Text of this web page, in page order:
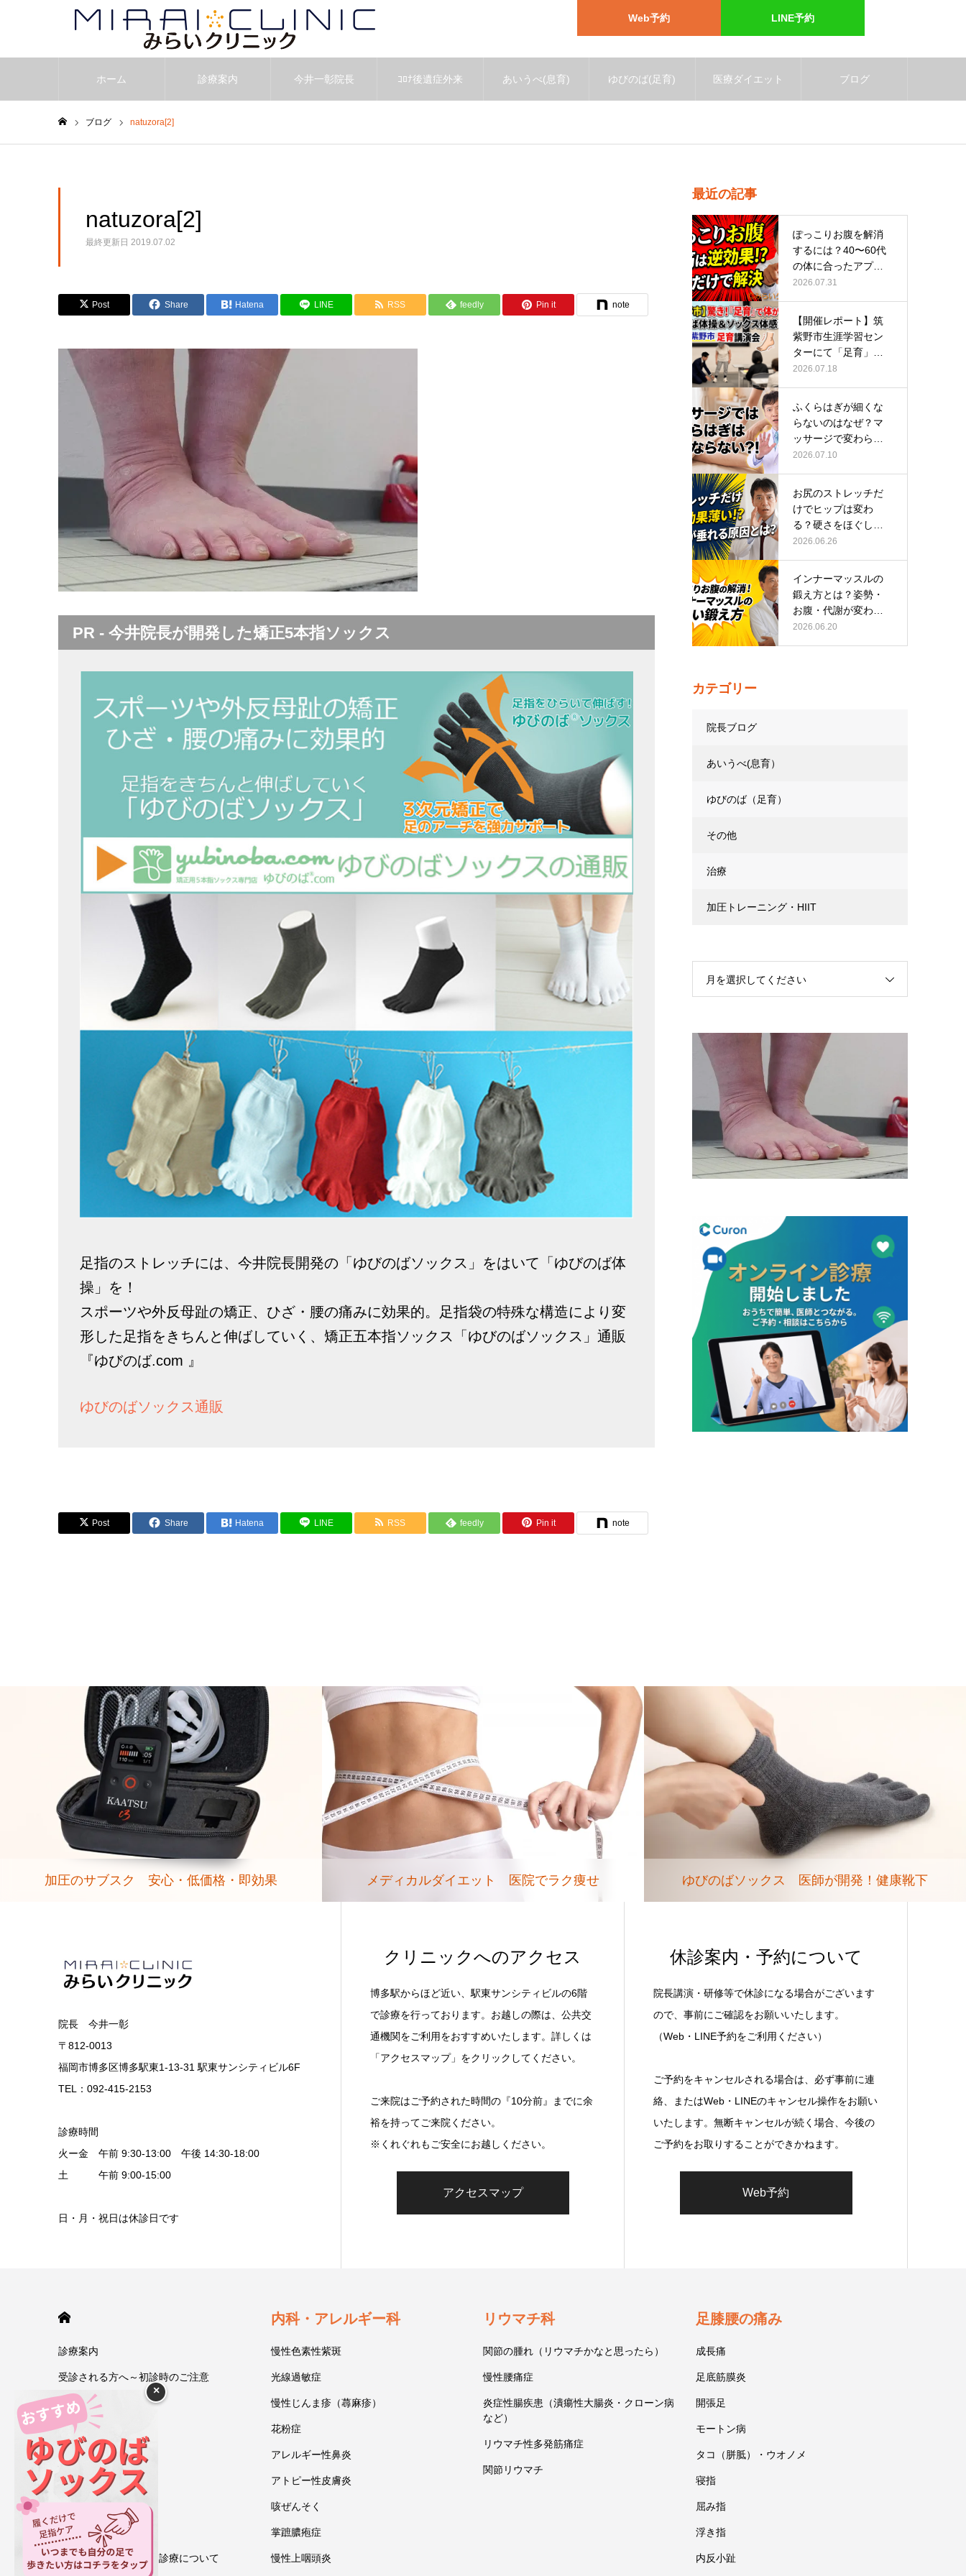
Web予約 LINE予約
ホーム 診療案内 今井一彰院長 ｺﾛﾅ後遺症外来 あいうべ(息育) ゆびのば(足育) 医療ダイエット ブログ
ブログ natuzora[2]
natuzora[2]
最終更新日 2019.07.02
Post Share Hatena LINE RSS feedly Pin it note
PR - 今井院長が開発した矯正5本指ソックス
足指のストレッチには、今井院長開発の「ゆびのばソックス」をはいて「ゆびのば体
操」を！
スポーツや外反母趾の矯正、ひざ・腰の痛みに効果的。足指袋の特殊な構造により変
形した足指をきちんと伸ばしていく、矯正五本指ソックス「ゆびのばソックス」通販
『ゆびのば.com 』
ゆびのばソックス通販
Post Share Hatena LINE RSS feedly Pin it note
最近の記事
ぽっこりお腹を解消
するには？40〜60代
の体に合ったアプロ
ーチ
2026.07.31
【開催レポート】筑
紫野市生涯学習セン
ターにて「足育」講
演会に登壇し…
2026.07.18
ふくらはぎが細くな
らないのはなぜ？マ
ッサージで変わらな
い根本原因
2026.07.10
お尻のストレッチだ
けでヒップは変わ
る？硬さをほぐして
整える正しい方…
2026.06.26
インナーマッスルの
鍛え方とは？姿勢・
お腹・代謝が変わる
トレーニング…
2026.06.20
カテゴリー
院長ブログ
あいうべ(息育）
ゆびのば（足育）
その他
治療
加圧トレーニング・HIIT
月を選択してください
加圧のサブスク 安心・低価格・即効果 メディカルダイエット 医院でラク痩せ ゆびのばソックス 医師が開発！健康靴下
院長 今井一彰
〒812-0013
福岡市博多区博多駅東1-13-31 駅東サンシティビル6F
TEL：092-415-2153
診療時間
火ー金 午前 9:30-13:00 午後 14:30-18:00
土 午前 9:00-15:00
日・月・祝日は休診日です
クリニックへのアクセス
博多駅からほど近い、駅東サンシティビルの6階
で診療を行っております。お越しの際は、公共交
通機関をご利用をおすすめいたします。詳しくは
「アクセスマップ」をクリックしてください。
ご来院はご予約された時間の『10分前』までに余
裕を持ってご来院ください。
※くれぐれもご安全にお越しください。
アクセスマップ
休診案内・予約について
院長講演・研修等で休診になる場合がございます
ので、事前にご確認をお願いいたします。
（Web・LINE予約をご利用ください）
ご予約をキャンセルされる場合は、必ず事前に連
絡、またはWeb・LINEのキャンセル操作をお願い
いたします。無断キャンセルが続く場合、今後の
ご予約をお取りすることができかねます。
Web予約
診療案内
受診される方へ～初診時のご注意
今井一彰 院長紹介
あいうべ体操
ゆびのば体操
ブログ
アクセス・地図
お問い合わせ
情報通信機器を用いた診療について
内科・アレルギー科
慢性色素性紫斑
光線過敏症
慢性じんま疹（蕁麻疹）
花粉症
アレルギー性鼻炎
アトピー性皮膚炎
咳ぜんそく
掌蹠膿疱症
慢性上咽頭炎
リウマチ科
関節の腫れ（リウマチかなと思ったら）
慢性腰痛症
炎症性腸疾患（潰瘍性大腸炎・クローン病
など）
リウマチ性多発筋痛症
関節リウマチ
足膝腰の痛み
成長痛
足底筋膜炎
開張足
モートン病
タコ（胼胝）・ウオノメ
寝指
屈み指
浮き指
内反小趾
×